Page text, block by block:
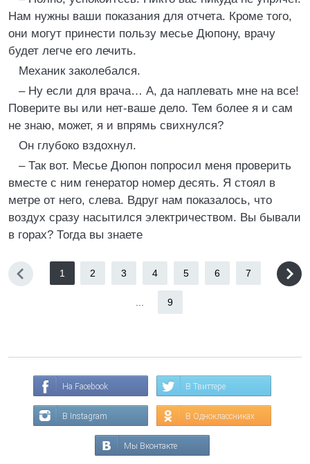
Нам нужны ваши показания для отчета. Кроме того,
они могут принести пользу месье Дюпону, врачу
будет легче его лечить.
Механик заколебался.
– Ну если для врача… А, да наплевать мне на все!
Поверите вы или нет-ваше дело. Тем более я и сам
не знаю, может, я и впрямь свихнулся?
Он глубоко вздохнул.
– Так вот. Месье Дюпон попросил меня проверить
вместе с ним генератор номер десять. Я стоял в
метре от него, слева. Вдруг нам показалось, что
воздух сразу насытился электричеством. Вы бывали
в горах? Тогда вы знаете
1 2 3 4 5 6 7
9
На Facebook В Твиттере
В Instagram В Одноклассниках
Мы Вконтакте